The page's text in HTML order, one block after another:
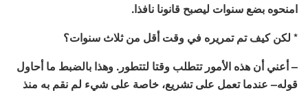
امنحوه بضع سنوات ليصبح قانونا نافذا.
* لكن كيف تم تمريره في وقت أقل من ثلاث سنوات؟
– أعني أن هذه الأمور تتطلب وقتا لتتطور. وهذا بالضبط ما أحاول
قوله– عندما تعمل على تشريع، خاصة على شيء لم نقم به منذ